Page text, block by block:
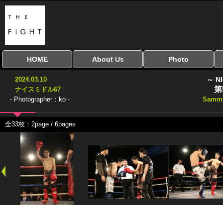
HOME
全興行を表示
ナイスミドル
アマチュアキック
協議会
全日本学生キック
建武館キッズ大会
Bigbang
おやじファイト
About Us Photo
2024.03.10
ナイスミドル67
- Photographer：ko -
～
全33枚：2page / 6pages